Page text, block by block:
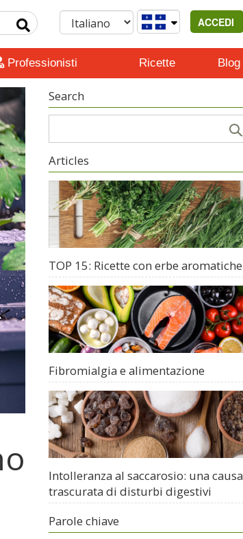
ACCEDI
Professionisti Ricette Blog
Search
Articles
TOP 15: Ricette con erbe aromatiche
Fibromialgia e alimentazione
Intolleranza al saccarosio: una causa
trascurata di disturbi digestivi
Parole chiave